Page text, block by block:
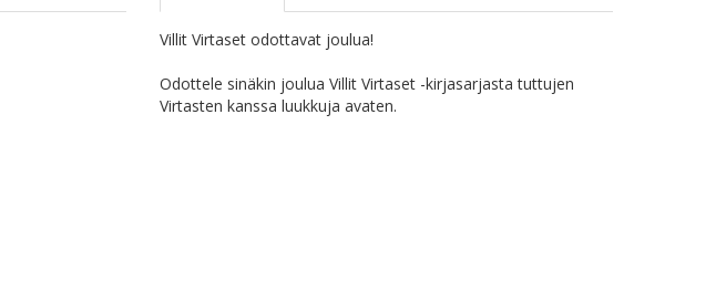
Villit Virtaset odottavat joulua!
Odottele sinäkin joulua Villit Virtaset -kirjasarjasta tuttujen
Virtasten kanssa luukkuja avaten.